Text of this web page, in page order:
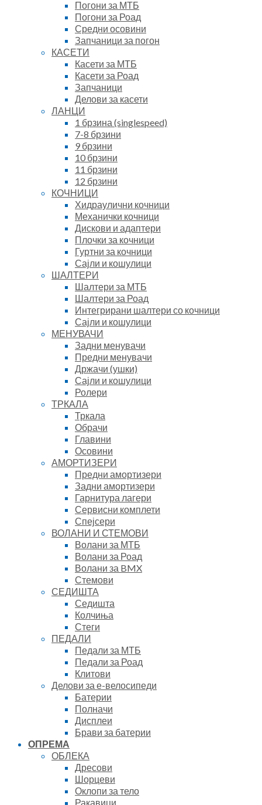
Погони за МТБ
Погони за Роад
Средни осовини
Запчаници за погон
КАСЕТИ
Касети за МТБ
Касети за Роад
Запчаници
Делови за касети
ЛАНЦИ
1 брзина (singlespeed)
7-8 брзини
9 брзини
10 брзини
11 брзини
12 брзини
КОЧНИЦИ
Хидраулични кочници
Механички кочници
Дискови и адаптери
Плочки за кочници
Гуртни за кочници
Сајли и кошулици
ШАЛТЕРИ
Шалтери за МТБ
Шалтери за Роад
Интегрирани шалтери со кочници
Сајли и кошулици
МЕНУВАЧИ
Задни менувачи
Предни менувачи
Држачи (ушки)
Сајли и кошулици
Ролери
ТРКАЛА
Тркала
Обрачи
Главини
Осовини
АМОРТИЗЕРИ
Предни амортизери
Задни амортизери
Гарнитура лагери
Сервисни комплети
Спејсери
ВОЛАНИ И СТЕМОВИ
Волани за МТБ
Волани за Роад
Волани за BMX
Стемови
СЕДИШТА
Седишта
Колчиња
Стеги
ПЕДАЛИ
Педали за МТБ
Педали за Роад
Клитови
Делови за е-велосипеди
Батерии
Полначи
Дисплеи
Брави за батерии
ОПРЕМА
ОБЛЕКА
Дресови
Шорцеви
Оклопи за тело
Ракавици